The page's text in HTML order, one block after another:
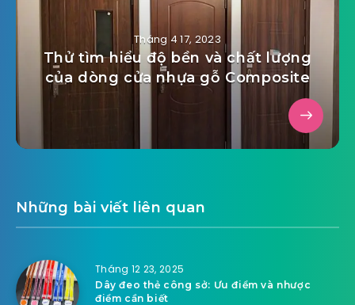
Tháng 4 17, 2023
Thử tìm hiểu độ bền và chất lượng
của dòng cửa nhựa gỗ Composite
Những bài viết liên quan
Tháng 12 23, 2025
Dây đeo thẻ công sở: Ưu điểm và nhược
điểm cần biết